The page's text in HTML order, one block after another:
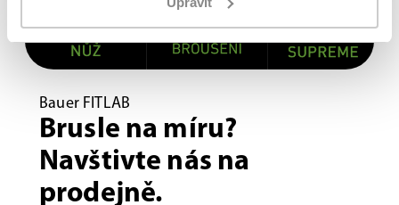
Bauer FITLAB
Brusle na míru?
Navštivte nás na
prodejně.